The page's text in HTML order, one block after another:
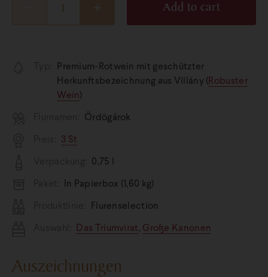
Add to cart
Premium-Rotwein mit geschützter
Herkunftsbezeichnung aus Villány ( Robuster
Wein)
Flurnamen: Ördögárok
Preis: 3 St
Verpackung: 0,75 l
Paket: In Papierbox (1,60 kg)
Produktlinie: Flurenselection
Auswahl: Das Triumvirat, Große Kanonen
Auszeichnungen